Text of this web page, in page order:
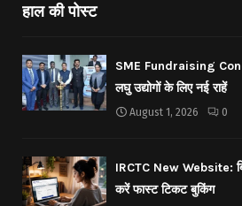
हाल की पोस्ट
SME Fundraising
लघु उद्योगों के लिए नई राहें
August 1, 2026 0
IRCTC New Website:
करें फास्ट टिकट बुकिंग